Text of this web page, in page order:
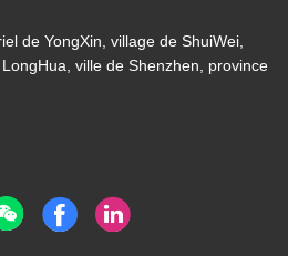
de YongXin, village de ShuiWei,
ville de Shenzhen, province